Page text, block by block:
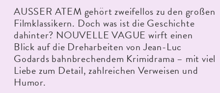
AUSSER ATEM gehört zweifellos zu den großen
Filmklassikern. Doch was ist die Geschichte
dahinter? NOUVELLE VAGUE wirft einen
Blick auf die Dreharbeiten von Jean-Luc
Godards bahnbrechendem Krimidrama – mit viel
Liebe zum Detail, zahlreichen Verweisen und
Humor.